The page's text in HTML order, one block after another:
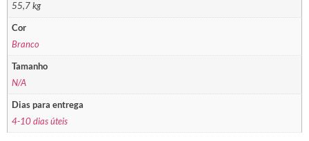
55,7 kg
Cor
Branco
Tamanho
N/A
Dias para entrega
4-10 dias úteis